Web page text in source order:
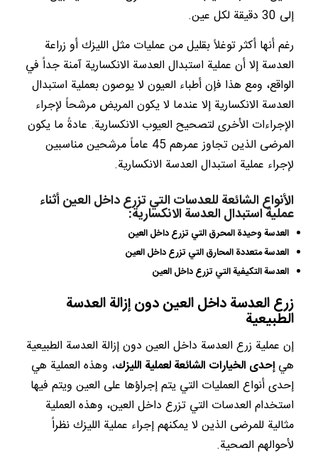
إلى 30 دقيقة لكل عين.
رغم أنها أكثر توغلاً بقليل من عمليات مثل الليزك أو زراعة
العدسة إلا أن عملية استبدال العدسة الانكسارية آمنة جداً في
الواقع، ومع هذا فإن أطباء العيون لا يوصون بعملية استبدال
العدسة الانكسارية إلا عندما لا يكون المريض مرشحاً لإجراء
الإجراءات الأخرى لتصحيح العيوب الانكسارية. عادةً ما يكون
المرضى الذين تجاوز عمرهم 45 عاماً مرشحين مناسبين
لإجراء عملية استبدال العدسة الانكسارية.
الأنواع الشائعة للعدسات التي تزرع داخل العين أثناء
عملية استبدال العدسة الانكسارية:
العدسة وحيدة المحرق التي تزرع داخل العين
العدسة متعددة المحارق التي تزرع داخل العين
العدسة التكيفية التي تزرع داخل العين
زرع العدسة داخل العين دون إزالة العدسة
الطبيعية
إن عملية زرع العدسة داخل العين دون إزالة العدسة الطبيعية
هيإحدى الخيارات الشائعة لعملية الليزك، وهذه العملية هي
إحدى أنواع العمليات التي يتم إجراؤها على العين ويتم فيها
استخدام العدسات التي تزرع داخل العين، وهذه العملية
مثالية للمرضى الذين لا يمكنهم إجراء عملية الليزك نظراً
لأحوالهم الصحية.